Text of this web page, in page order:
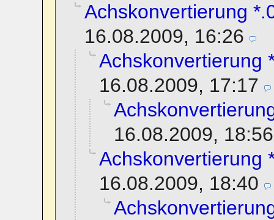
Achskonvertierung
16.08.2009, 16:26
Achskonvertierung
16.08.2009, 17:17
16.08.2009, 18:56
Achskonvertierung
16.08.2009, 18:40